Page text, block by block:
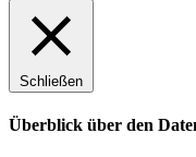
Schließen
Überblick über den